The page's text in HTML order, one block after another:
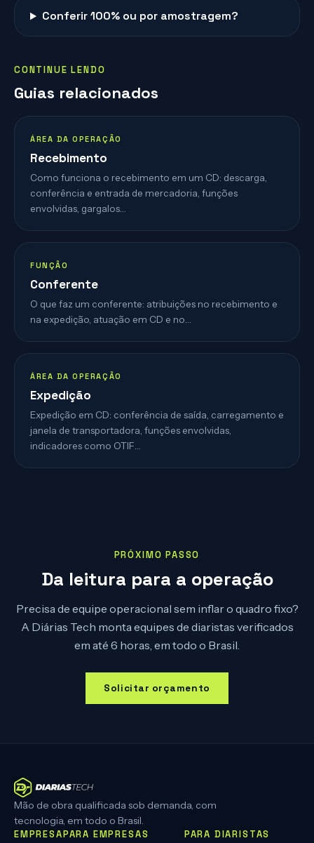
Conferir 100% ou por amostragem?
CONTINUE LENDO
Guias relacionados
ÁREA DA OPERAÇÃO
Recebimento
Como funciona o recebimento em um CD: descarga,
conferência e entrada de mercadoria, funções
envolvidas, gargalos…
FUNÇÃO
Conferente
O que faz um conferente: atribuições no recebimento e
na expedição, atuação em CD e no…
ÁREA DA OPERAÇÃO
Expedição
Expedição em CD: conferência de saída, carregamento e
janela de transportadora, funções envolvidas,
indicadores como OTIF…
PRÓXIMO PASSO
Da leitura para a operação
Precisa de equipe operacional sem inflar o quadro fixo?
A Diárias Tech monta equipes de diaristas verificados
em até 6 horas, em todo o Brasil.
Solicitar orçamento
Mão de obra qualificada sob demanda, com
tecnologia, em todo o Brasil.
EMPRESAPARA EMPRESAS PARA DIARISTAS